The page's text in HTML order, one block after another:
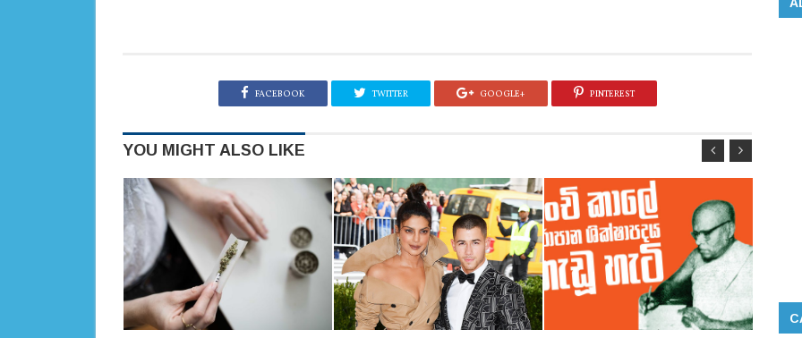
FACEBOOK TWITTER GOOGLE+ PINTEREST
YOU MIGHT ALSO LIKE